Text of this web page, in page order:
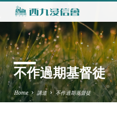
不作過期基督徒
Home 講道 不作過期基督徒